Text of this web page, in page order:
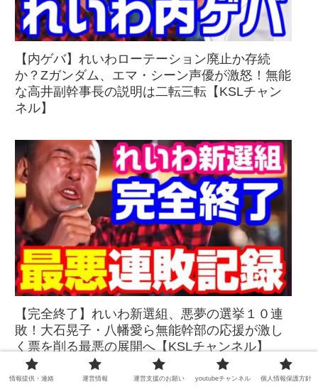
【内ゲバ】れいわローテーション廃止か存続
か？Zガンダム、エマ・シーン声優が激怒！無能
な高井副幹事長の説明は二転三転【KSLチャン
ネル】
【完全終了】れいわ新選組、悪夢の選挙１０連
敗！大石晃子・八幡愛ら無能幹部の応援が激し
く票を削る最悪の展開へ【KSLチャンネル】
情報提供・連絡 運営情報 運営支援のお願い youtubeチャンネル 個人情報保護方針